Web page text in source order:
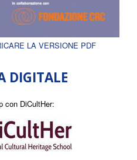
LA VERSIONE PDF
DIGITALE
con DiCultHer: